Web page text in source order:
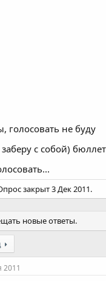
голосовать не буду
с собой)
закрыт3 Дек 2011.
новые ответы.
2011